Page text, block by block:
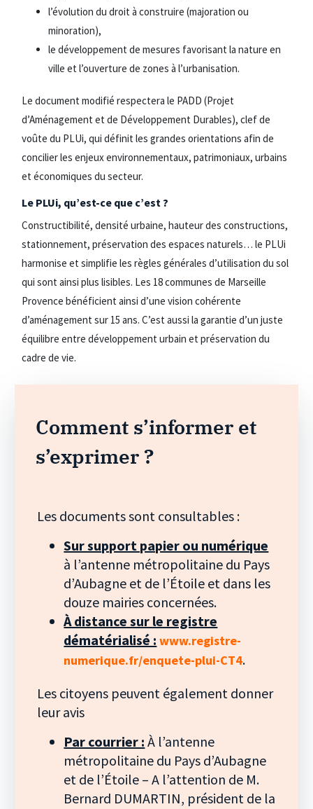
l’évolution du droit à construire (majoration ou
minoration),
le développement de mesures favorisant la nature en
ville et l’ouverture de zones à l’urbanisation.
Le document modifié respectera le PADD (Projet
d’Aménagement et de Développement Durables), clef de
voûte du PLUi, qui définit les grandes orientations afin de
concilier les enjeux environnementaux, patrimoniaux, urbains
et économiques du secteur.
Le PLUi, qu’est-ce que c’est ?
Constructibilité, densité urbaine, hauteur des constructions,
stationnement, préservation des espaces naturels… le PLUi
harmonise et simplifie les règles générales d’utilisation du sol
qui sont ainsi plus lisibles. Les 18 communes de Marseille
Provence bénéficient ainsi d’une vision cohérente
d’aménagement sur 15 ans. C’est aussi la garantie d’un juste
équilibre entre développement urbain et préservation du
cadre de vie.
Comment s’informer et
s’exprimer ?
Les documents sont consultables :
Sur support papier ou numérique
à l’antenne métropolitaine du Pays
d’Aubagne et de l’Étoile et dans les
douze mairies concernées.
À distance sur le registre
dématérialisé : www.registre-
numerique.fr/enquete-plui-CT4.
Les citoyens peuvent également donner
leur avis
Par courrier : À l’antenne
métropolitaine du Pays d’Aubagne
et de l’Étoile – A l’attention de M.
Bernard DUMARTIN, président de la